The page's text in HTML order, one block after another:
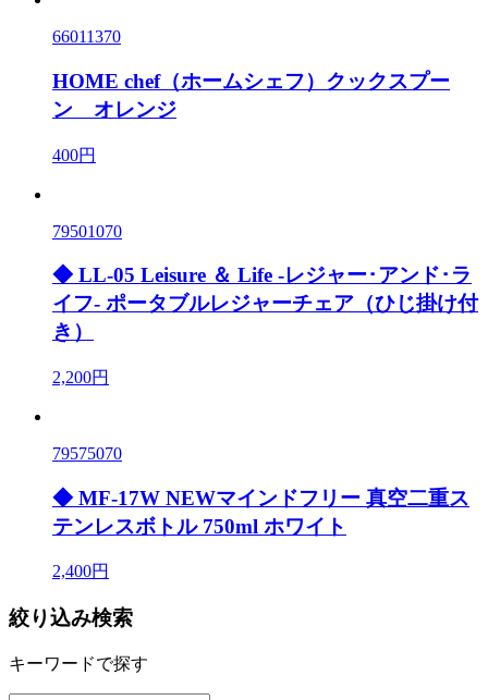
66011370
HOME chef（ホームシェフ）クックスプー
ン オレンジ
400円
79501070
◆ LL-05 Leisure ＆ Life -レジャー･アンド･ラ
イフ- ポータブルレジャーチェア（ひじ掛け付
き）
2,200円
79575070
◆ MF-17W NEWマインドフリー 真空二重ス
テンレスボトル 750ml ホワイト
2,400円
絞り込み検索
キーワードで探す